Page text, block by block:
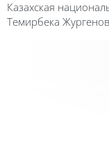
Перейти к
Казахская
Темирбека